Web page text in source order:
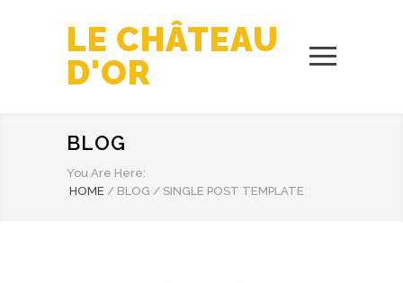
LE CHÂTEAU
D'OR
BLOG
You Are Here:
HOME / BLOG / SINGLE POST TEMPLATE